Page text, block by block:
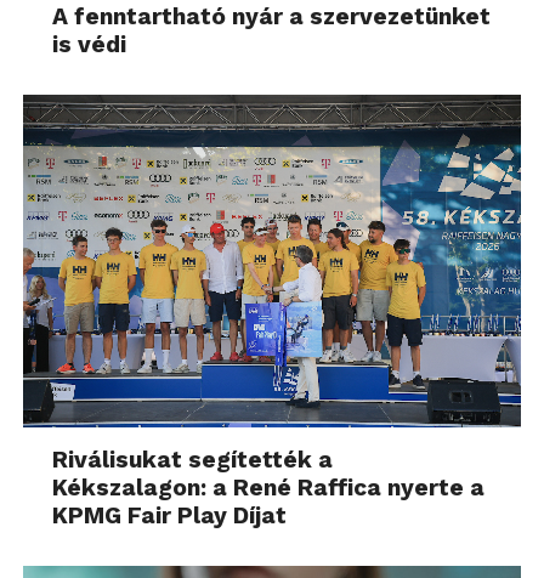
A fenntartható nyár a szervezetünket
is védi
Riválisukat segítették a
Kékszalagon: a René Raffica nyerte a
KPMG Fair Play Díjat